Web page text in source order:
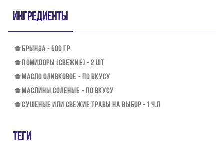
Ингредиенты
БРЫНЗА - 500 ГР
ПОМИДОРЫ (СВЕЖИЕ) - 2 ШТ
МАСЛО ОЛИВКОВОЕ - ПО ВКУСУ
МАСЛИНЫ СОЛЕНЫЕ - ПО ВКУСУ
СУШЕНЫЕ ИЛИ СВЕЖИЕ ТРАВЫ НА ВЫБОР - 1 Ч.Л
Теги